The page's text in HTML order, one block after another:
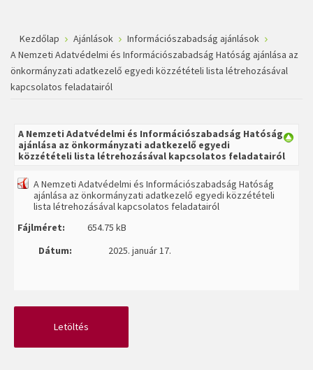
Kezdőlap Ajánlások
Információszabadság ajánlások
A Nemzeti Adatvédelmi és Információszabadság Hatóság ajánlása az
önkormányzati adatkezelő egyedi közzétételi lista létrehozásával
kapcsolatos feladatairól
A Nemzeti Adatvédelmi és Információszabadság Hatóság
ajánlása az önkormányzati adatkezelő egyedi
közzétételi lista létrehozásával kapcsolatos feladatairól
A Nemzeti Adatvédelmi és Információszabadság Hatóság
ajánlása az önkormányzati adatkezelő egyedi közzétételi
lista létrehozásával kapcsolatos feladatairól
Fájlméret:
654.75 kB
Dátum:
2025. január 17.